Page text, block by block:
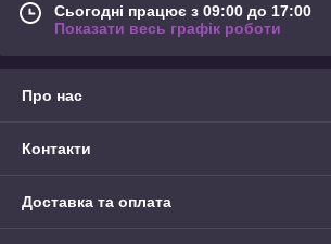
Сьогодні працює з 09:00 до 17:00
Показати весь графік роботи
Про нас
Контакти
Доставка та оплата